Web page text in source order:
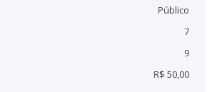
Público
7
9
R$ 50,00